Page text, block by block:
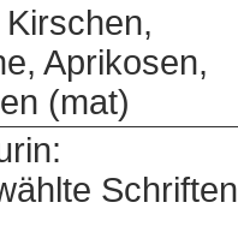
Aprikosen,
(mat)
Schriften